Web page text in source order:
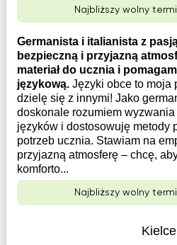
Najbliższy wolny
Germanista i italianista z
bezpieczną i przyjazną
materiał do ucznia i
językową. Języki obce to moja
dzielę się z innymi! Jako
doskonale rozumiem
języków i dostosowuję metody
potrzeb ucznia. Stawiam na
przyjazną atmosferę – chcę,
komforto...
Najbliższy wolny
Kielce